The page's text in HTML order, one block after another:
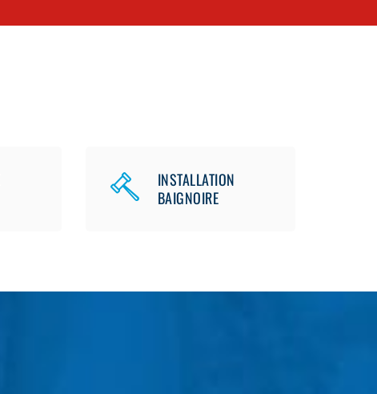
INSTALLATION
BAIGNOIRE